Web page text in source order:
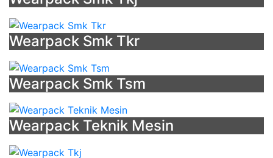
Pdh
Bem
-
Apa
Baju
Pdh
Wearpack Smk Tkr
Wearpack Smk Tsm
Wearpack Teknik Mesin